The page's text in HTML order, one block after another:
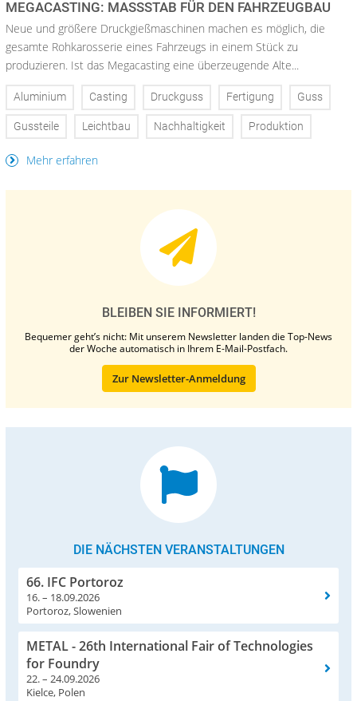
MEGACASTING: MASSSTAB FÜR DEN FAHRZEUGBAU
Neue und größere Druckgießmaschinen machen es möglich, die
gesamte Rohkarosserie eines Fahrzeugs in einem Stück zu
produzieren. Ist das Megacasting eine überzeugende Alte...
Aluminium Casting Druckguss Fertigung Guss
Gussteile Leichtbau Nachhaltigkeit Produktion
Mehr erfahren
BLEIBEN SIE INFORMIERT!
Bequemer geht’s nicht: Mit unserem Newsletter landen die Top-News
der Woche automatisch in Ihrem E-Mail-Postfach.
Zur Newsletter-Anmeldung
DIE NÄCHSTEN VERANSTALTUNGEN
66. IFC Portoroz
16. – 18.09.2026
Portoroz, Slowenien
METAL - 26th International Fair of Technologies
for Foundry
22. – 24.09.2026
Kielce, Polen